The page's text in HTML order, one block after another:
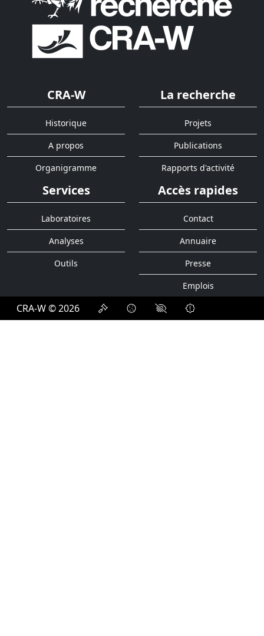
CRA-W
Historique
A propos
Organigramme
La recherche
Projets
Publications
Rapports d'activité
Services
Laboratoires
Analyses
Outils
Accès rapides
Contact
Annuaire
Presse
Emplois
CRA-W © 2026